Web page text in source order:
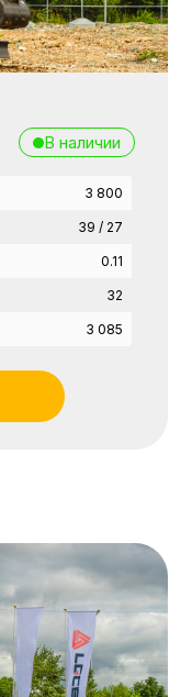
В наличии
3 800
39 / 27
0.11
32
3 085